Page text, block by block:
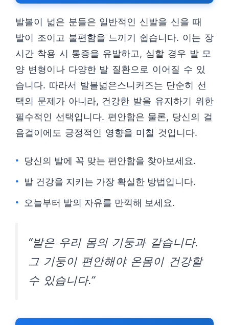
발볼이 넓은 분들은 일반적인 신발을 신을 때
발이 조이고 불편함을 느끼기 쉽습니다. 이는 장
시간 착용 시 통증을 유발하고, 심할 경우 발 모
양 변형이나 다양한 발 질환으로 이어질 수 있
습니다. 따라서 발볼넓은스니커즈는 단순히 선
택의 문제가 아니라, 건강한 발을 유지하기 위한
필수적인 선택입니다. 편안함은 물론, 당신의 걸
음걸이에도 긍정적인 영향을 미칠 것입니다.
당신의 발에 꼭 맞는 편안함을 찾아보세요.
발 건강을 지키는 가장 확실한 방법입니다.
오늘부터 발의 자유를 만끽해 보세요.
“발은 우리 몸의 기둥과 같습니다.
그 기둥이 편안해야 온몸이 건강할
수 있습니다.”